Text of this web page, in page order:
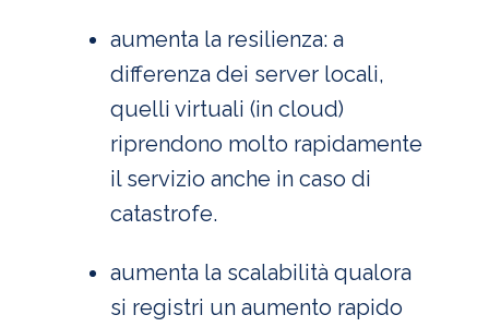
aumenta la resilienza: a
differenza dei server locali,
quelli virtuali (in cloud)
riprendono molto rapidamente
il servizio anche in caso di
catastrofe.
aumenta la scalabilità qualora
si registri un aumento rapido